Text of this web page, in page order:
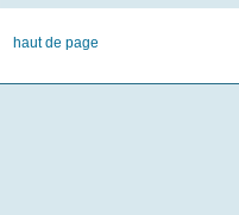
haut de page